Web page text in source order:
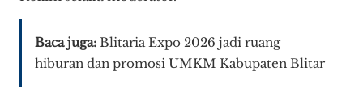
Baca juga: Blitaria Expo 2026 jadi ruang
hiburan dan promosi UMKM Kabupaten Blitar